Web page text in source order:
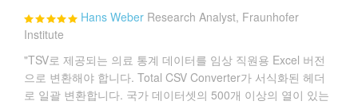
Hans Weber Research Analyst, Fraunhofer
Institute
"TSV로 제공되는 의료 통계 데이터를 임상 직원용 Excel 버전
으로 변환해야 합니다. Total CSV Converter가 서식화된 헤더
로 일괄 변환합니다. 국가 데이터셋의 500개 이상의 열이 있는